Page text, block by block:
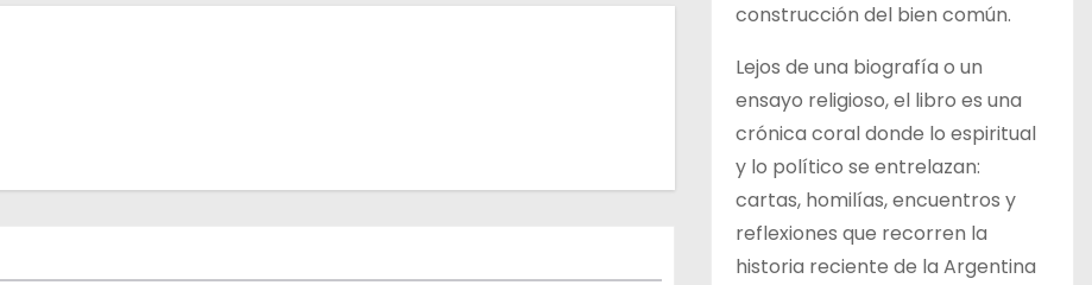
construcción del bien común.
Lejos de una biografía o un
ensayo religioso, el libro es una
crónica coral donde lo espiritual
y lo político se entrelazan:
cartas, homilías, encuentros y
reflexiones que recorren la
historia reciente de la Argentina